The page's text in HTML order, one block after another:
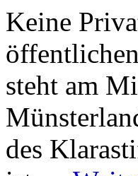
Keine
steht am
des